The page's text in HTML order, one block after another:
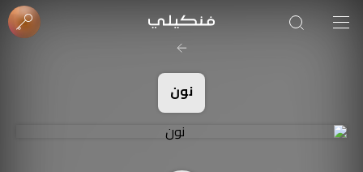
نون
صورة الغلاف من فن
SOUFIANE Abid